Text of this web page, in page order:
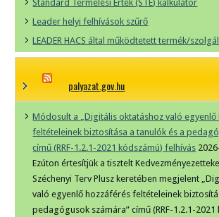
Standard Termelési Érték (STÉ) kalkulátor
Leader helyi felhívások szűrő
LEADER HACS által működtetett termék/
palyazat.gov.hu
Módosult a „Digitális oktatáshoz való
feltételeinek biztosítása a tanulók és a
című (RRF-1.2.1-2021 kódszámú) felhívás
Ezúton értesítjük a tisztelt
Széchenyi Terv Plusz keretében megjelent
való egyenlő hozzáférés feltételeinek
pedagógusok számára” című (RRF-1.2.1-2021